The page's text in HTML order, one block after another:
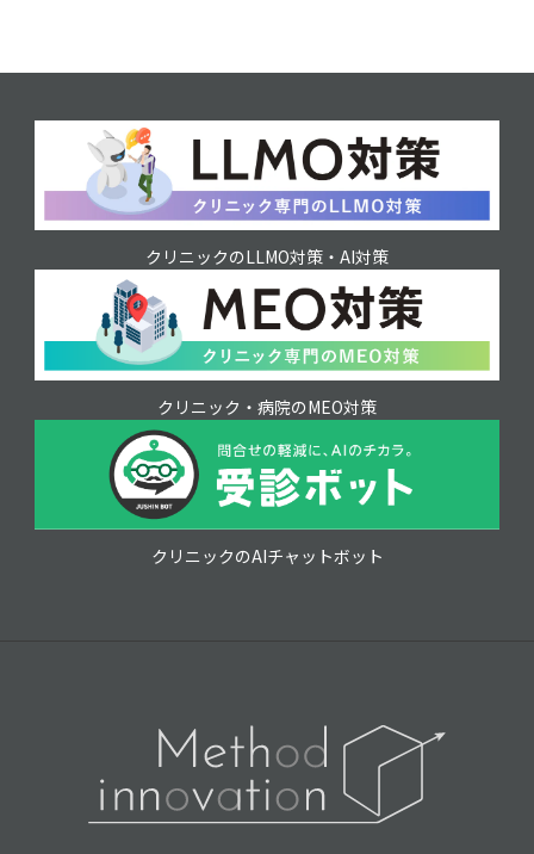
クリニックのLLMO対策・AI対策
クリニック・病院のMEO対策
クリニックのAIチャットボット